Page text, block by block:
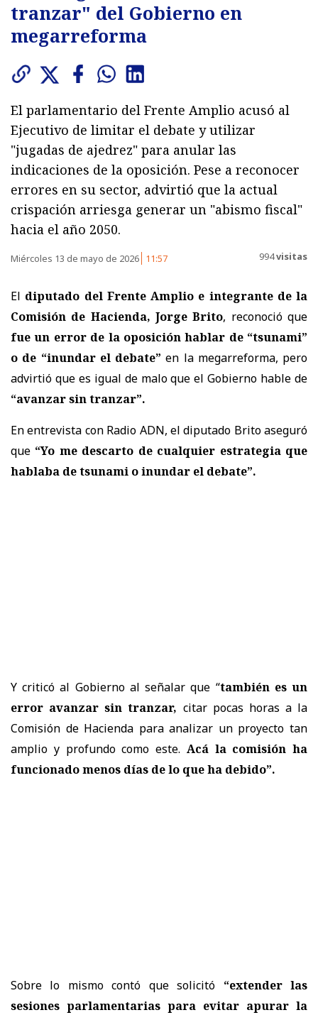
tranzar" del Gobierno en
megarreforma
El parlamentario del Frente Amplio acusó al
Ejecutivo de limitar el debate y utilizar
"jugadas de ajedrez" para anular las
indicaciones de la oposición. Pese a reconocer
errores en su sector, advirtió que la actual
crispación arriesga generar un "abismo fiscal"
hacia el año 2050.
Miércoles 13 de mayo de 2026 11:57 994visitas
El diputado del Frente Amplio e integrante de la
Comisión de Hacienda, Jorge Brito, reconoció que
fue un error de la oposición hablar de “tsunami”
o de “inundar el debate” en la megarreforma, pero
advirtió que es igual de malo que el Gobierno hable de
“avanzar sin tranzar”.
En entrevista con Radio ADN, el diputado Brito aseguró
que “Yo me descarto de cualquier estrategia que
hablaba de tsunami o inundar el debate”.
Y criticó al Gobierno al señalar que “también es un
error avanzar sin tranzar, citar pocas horas a la
Comisión de Hacienda para analizar un proyecto tan
amplio y profundo como este. Acá la comisión ha
funcionado menos días de lo que ha debido”.
Sobre lo mismo contó que solicitó “extender las
sesiones parlamentarias para evitar apurar la